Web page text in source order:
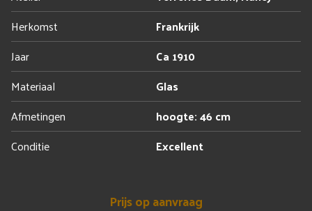
Herkomst
Frankrijk
Jaar
Ca 1910
Materiaal
Glas
Afmetingen
hoogte: 46 cm
Conditie
Excellent
Prijs op aanvraag